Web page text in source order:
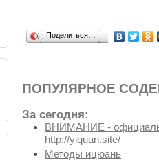
Поделиться…
ПОПУЛЯРНОЕ
За сегодня:
ВНИМАНИЕ -
http://yiquan.site/
Методы ицюань